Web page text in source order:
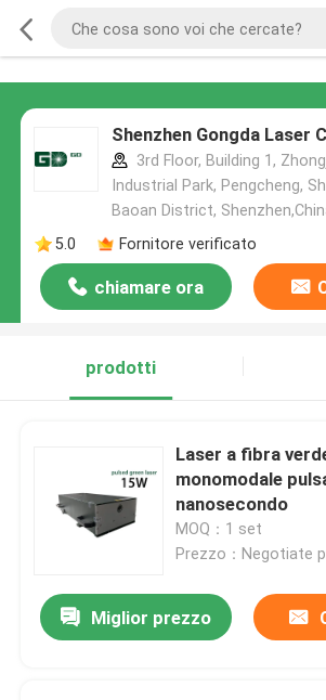
Shenzhen Gongda Laser
3rd Floor, Building 1,
Industrial Park, Pengcheng,
Baoan District,
5.0
Fornitore verificato
chiamare ora
prodotti
Laser a fibra
monomodale
nanosecondo
MOQ：1 set
Prezzo：Negotiate
Miglior prezzo